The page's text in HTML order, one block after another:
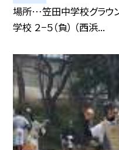
場所…笠田中学校グラウ
学校 ２−５（負） （西浜...